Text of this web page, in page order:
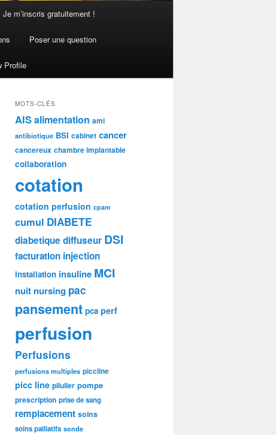
Je m’inscris gratuitement !
Poser une question
Profile
MOTS-CLÉS
AISalimentation ami
antibiotique BSI cabinet cancer
cancereux chambre implantable
collaboration
cotation
cotation perfusion cpam
cumul DIABETE
diabetique diffuseur DSI
facturation injection
installation insuline MCI
nuit nursing pac
pansement pca perf
perfusion
Perfusions
perfusions multiples piccline
picc line pilulier pompe
prescription prise de sang
remplacement soins
soins palliatifs sonde